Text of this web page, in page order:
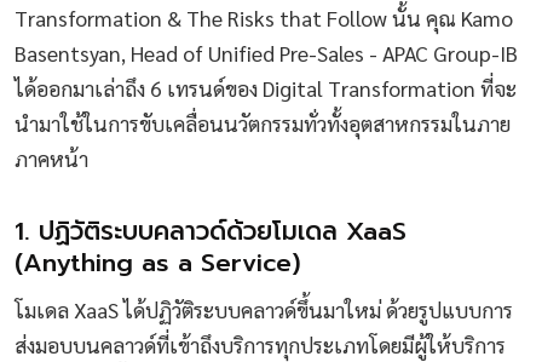
Transformation & The Risks that Follow นั้น คุณ Kamo
Basentsyan, Head of Unified Pre-Sales - APAC Group-IB
ได้ออกมาเล่าถึง 6 เทรนด์ของ Digital Transformation ที่จะ
นำมาใช้ในการขับเคลื่อนนวัตกรรมทั่วทั้งอุตสาหกรรมในภาย
ภาคหน้า
1. ปฏิวัติระบบคลาวด์ด้วยโมเดล XaaS
(Anything as a Service)
โมเดล XaaS ได้ปฏิวัติระบบคลาวด์ขึ้นมาใหม่ ด้วยรูปแบบการ
ส่งมอบบนคลาวด์ที่เข้าถึงบริการทุกประเภทโดยมีผู้ให้บริการ